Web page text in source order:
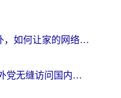
Openwrt 回国：在海外，如何让家的网络触手可及
香港翻墙回内地：海外党无缝访问国内资源的加速器选择全攻略